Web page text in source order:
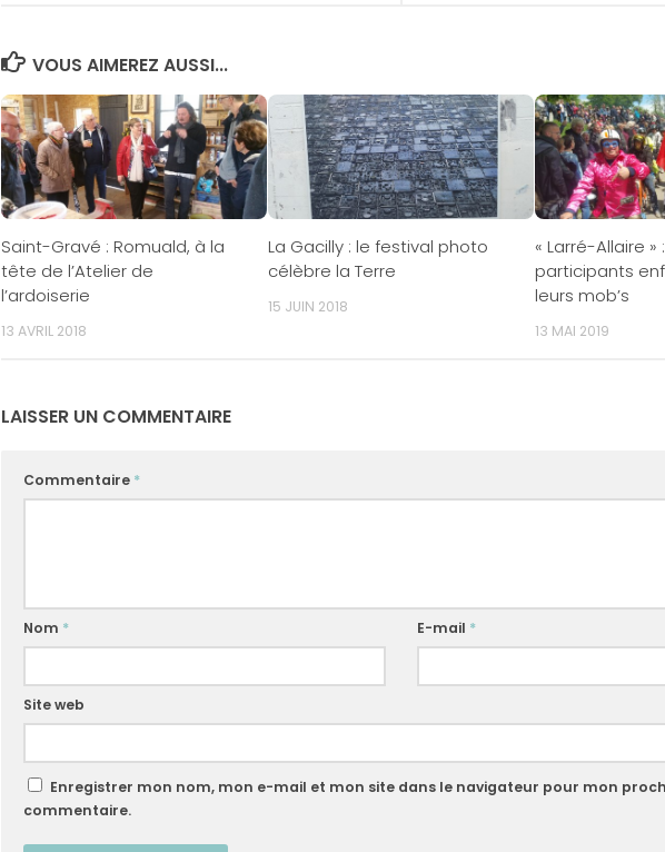
VOUS AIMEREZ AUSSI...
Saint-Gravé : Romuald, à la
tête de l’Atelier de
l’ardoiserie
13 AVRIL 2018
La Gacilly : le festival photo
célèbre la Terre
15 JUIN 2018
« Larré-Allaire »
participants
leurs mob’s
13 MAI 2019
LAISSER UN COMMENTAIRE
Commentaire *
Nom * E-mail *
Site web
Enregistrer mon nom, mon e-mail et mon site dans le navigateur pour mon
commentaire.